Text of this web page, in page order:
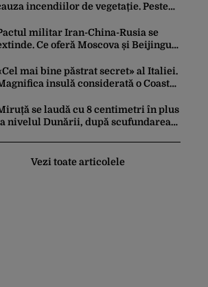
incendiilor de vegetație. Peste
militar Iran-China-Rusia se
Ce oferă Moscova și Beijingul
mai bine păstrat secret» al Italiei.
insulă considerată o Coasta
se laudă cu 8 centimetri în plus
nivelul Dunării, după scufundarea
Vezi toate articolele